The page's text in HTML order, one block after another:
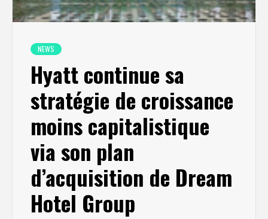
NEWS
Hyatt continue sa
stratégie de croissance
moins capitalistique
via son plan
d’acquisition de Dream
Hotel Group